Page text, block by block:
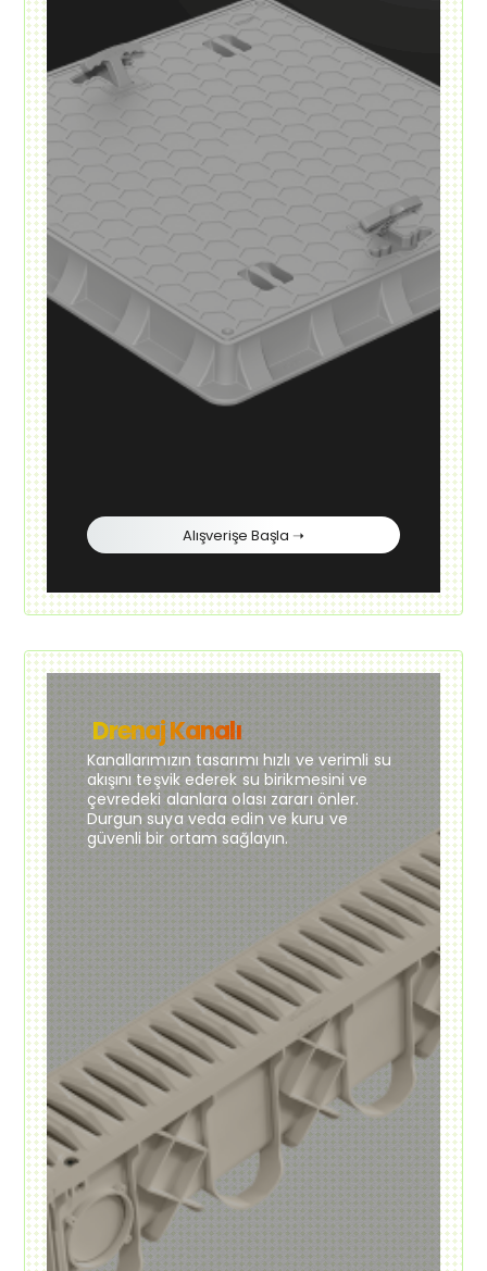
Alışverişe Başla ➝
Drenaj Kanalı
Kanallarımızın tasarımı hızlı ve verimli su
akışını teşvik ederek su birikmesini ve
çevredeki alanlara olası zararı önler.
Durgun suya veda edin ve kuru ve
güvenli bir ortam sağlayın.